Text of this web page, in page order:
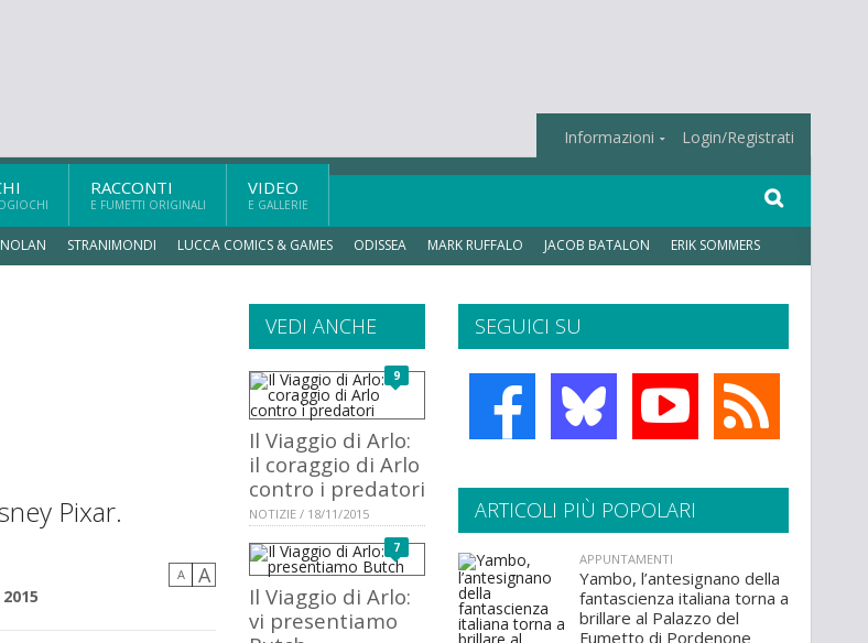
Informazioni Login/Registrati
RACCONTI
E FUMETTI ORIGINALI
VIDEO
E GALLERIE
STRANIMONDI LUCCA COMICS & GAMES ODISSEA MARK RUFFALO JACOB BATALON ERIK SOMMERS
Pixar.
A A
SEGUICI SU
VEDI ANCHE
9
Il Viaggio di Arlo:
il coraggio di Arlo
contro i predatori
NOTIZIE / 18/11/2015
7
Il Viaggio di Arlo:
vi presentiamo
ARTICOLI PIÙ POPOLARI
APPUNTAMENTI
Yambo, l’antesignano della
fantascienza italiana torna a
brillare al Palazzo del
Fumetto di Pordenone